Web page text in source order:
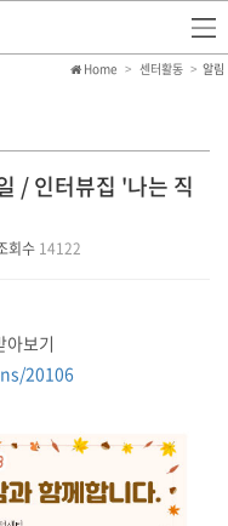
Home 센터활동 알림
/ 인터뷰집 '나는 직
회수 14122
보기
20106